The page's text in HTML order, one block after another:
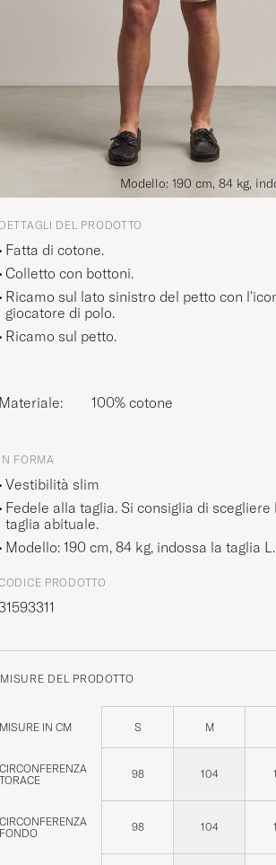
Modello: 190 cm, 84 kg,
DETTAGLI DEL PRODOTTO
Fatta di cotone.
Colletto con bottoni.
Ricamo sul lato sinistro del petto con
giocatore di polo.
Ricamo sul petto.
Materiale: 100% cotone
IN FORMA
Vestibilità slim
Fedele alla taglia. Si consiglia di scegliere
taglia abituale.
Modello: 190 cm, 84 kg, indossa la taglia L .
PRODOTTO
DEL PRODOTTO
MISURE IN CM S M
CIRCONFERENZA
TORACE
98 104
CIRCONFERENZA
FONDO
98 104